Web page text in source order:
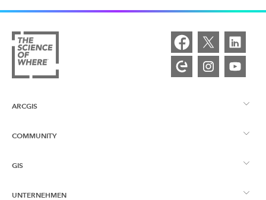
ARCGIS
ArcGIS – Überblick
COMMUNITY
Esri Community
GIS
Was ist GIS?
UNTERNEHMEN